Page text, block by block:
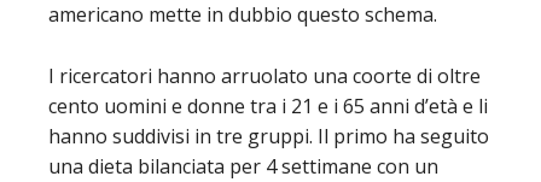
americano mette in dubbio questo schema.
I ricercatori hanno arruolato una coorte di oltre
cento uomini e donne tra i 21 e i 65 anni d’età e li
hanno suddivisi in tre gruppi. Il primo ha seguito
una dieta bilanciata per 4 settimane con un